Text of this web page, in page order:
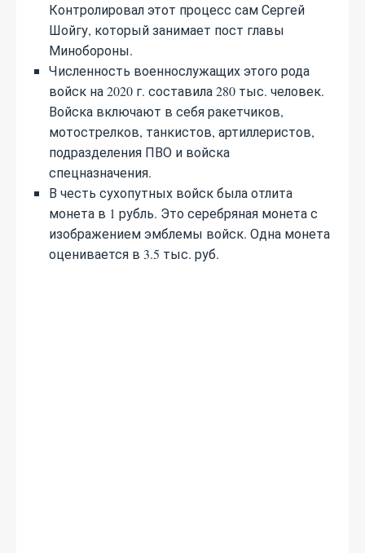
Контролировал этот процесс сам Сергей
Шойгу, который занимает пост главы
Минобороны.
Численность военнослужащих этого рода
войск на 2020 г. составила 280 тыс. человек.
Войска включают в себя ракетчиков,
мотострелков, танкистов, артиллеристов,
подразделения ПВО и войска
спецназначения.
В честь сухопутных войск была отлита
монета в 1 рубль. Это серебряная монета с
изображением эмблемы войск. Одна монета
оценивается в 3.5 тыс. руб.